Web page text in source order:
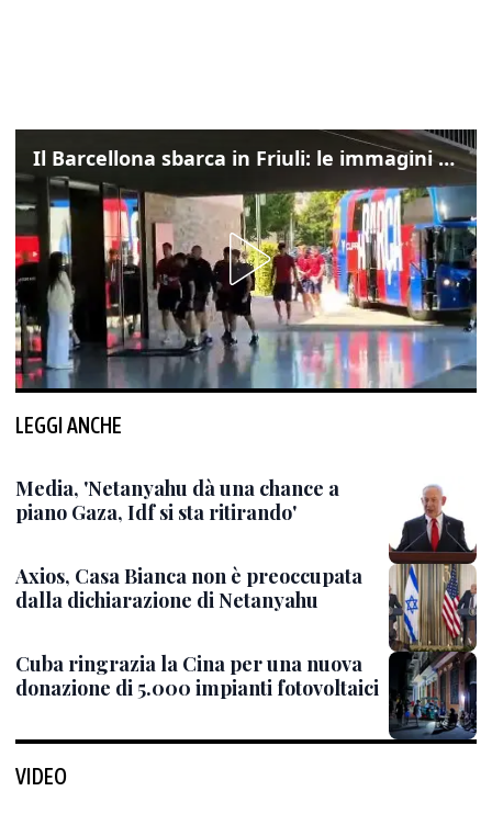
Il Barcellona sbarca in Friuli: le immagini dell'arrivo in albergo
LEGGI ANCHE
Media, 'Netanyahu dà una chance a
piano Gaza, Idf si sta ritirando'
Axios, Casa Bianca non è preoccupata
dalla dichiarazione di Netanyahu
Cuba ringrazia la Cina per una nuova
donazione di 5.000 impianti fotovoltaici
VIDEO